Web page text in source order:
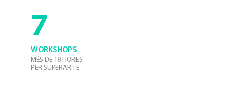
7
WORKSHOPS
MÉS DE 18 HORES
PER SUPERAR-TE